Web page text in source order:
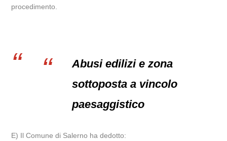
procedimento.
Abusi edilizi e zona
sottoposta a vincolo
paesaggistico
E) Il Comune di Salerno ha dedotto: